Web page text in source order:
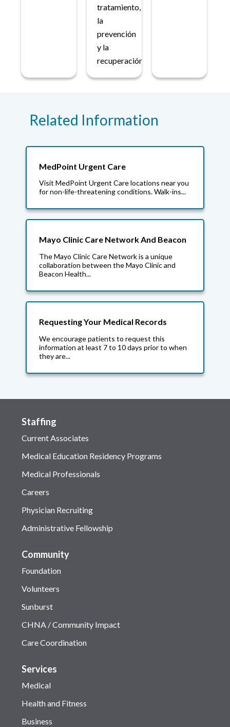
tratamiento,
la
prevención
y la
recuperación.
Related Information
MedPoint Urgent Care
Visit MedPoint Urgent Care locations near you
for non-life-threatening conditions. Walk-ins...
Mayo Clinic Care Network And Beacon
The Mayo Clinic Care Network is a unique
collaboration between the Mayo Clinic and
Beacon Health...
Requesting Your Medical Records
We encourage patients to request this
information at least 7 to 10 days prior to when
they are...
Staffing
Current Associates
Medical Education Residency Programs
Medical Professionals
Careers
Physician Recruiting
Administrative Fellowship
Community
Foundation
Volunteers
Sunburst
CHNA / Community Impact
Care Coordination
Services
Medical
Health and Fitness
Business